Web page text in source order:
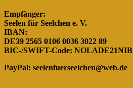
Empfänger:
Seelen für Seelchen e. V.
IBAN:
DE39 2565 0106 0036 3022 89
BIC-/SWIFT-Code: NOLADE21NIB
PayPal: seelenfuerseelchen@web.de